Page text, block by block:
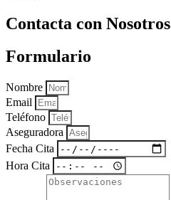
Contacta con Nosotros
Formulario
Nombre
Email
Teléfono
Aseguradora
Fecha Cita
Hora Cita